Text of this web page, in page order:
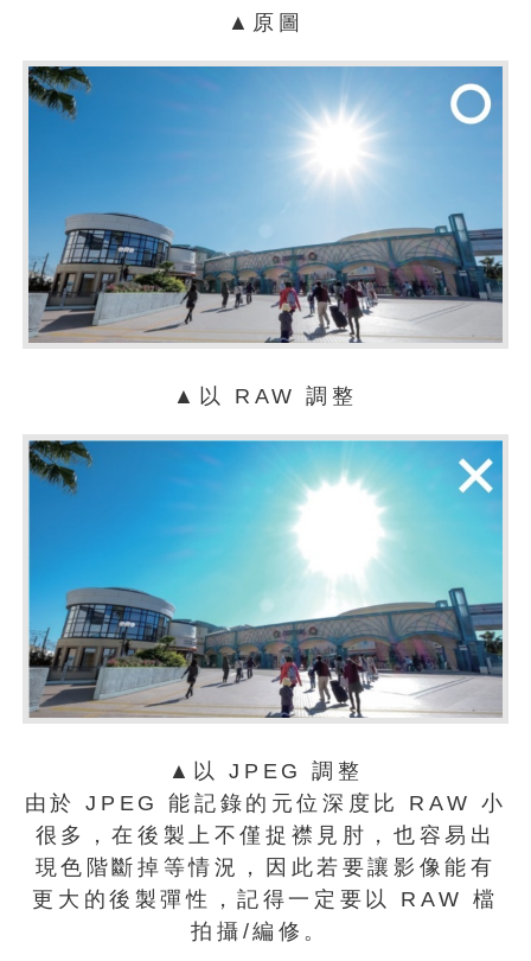
▲原圖
▲以 RAW 調整
▲以 JPEG 調整
由於 JPEG 能記錄的元位深度比 RAW 小
很多，在後製上不僅捉襟見肘，也容易出
現色階斷掉等情況，因此若要讓影像能有
更大的後製彈性，記得一定要以 RAW 檔
拍攝/編修。